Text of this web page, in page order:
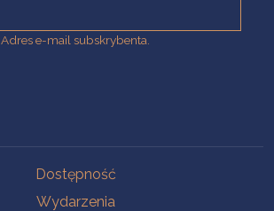
Adres e-mail subskrybenta.
Dostępność
Wydarzenia